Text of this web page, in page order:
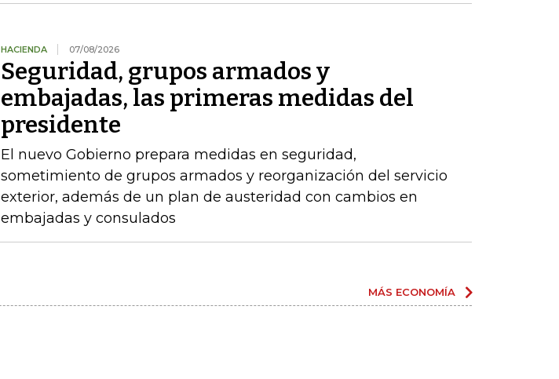
HACIENDA 07/08/2026
Seguridad, grupos armados y
embajadas, las primeras medidas del
presidente
El nuevo Gobierno prepara medidas en seguridad,
sometimiento de grupos armados y reorganización del servicio
exterior, además de un plan de austeridad con cambios en
embajadas y consulados
MÁS ECONOMÍA